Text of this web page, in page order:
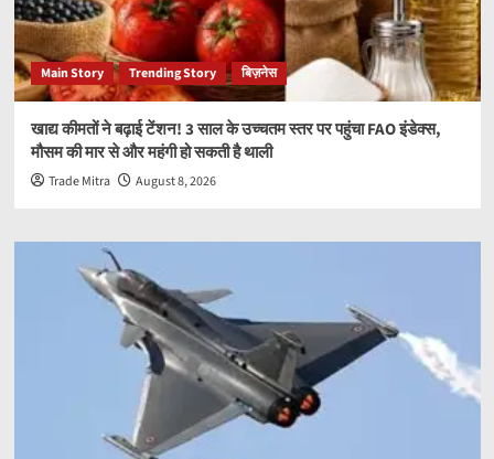
Main Story Trending Story बिज़नेस
खाद्य कीमतों ने बढ़ाई टेंशन! 3 साल के उच्चतम स्तर पर पहुंचा FAO इंडेक्स,
मौसम की मार से और महंगी हो सकती है थाली
Trade Mitra August 8, 2026